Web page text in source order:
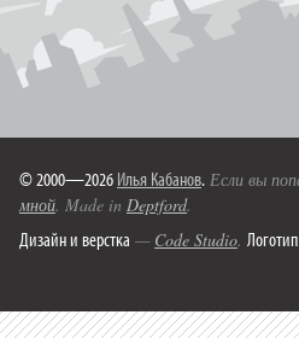
© 2000—2026 Илья Кабанов. Если вы
мной. Made in Deptford.
Дизайн и верстка — Code Studio. Логотип